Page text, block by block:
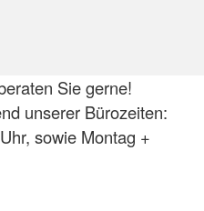
Sie gerne!
unserer Bürozeiten:
sowie Montag +